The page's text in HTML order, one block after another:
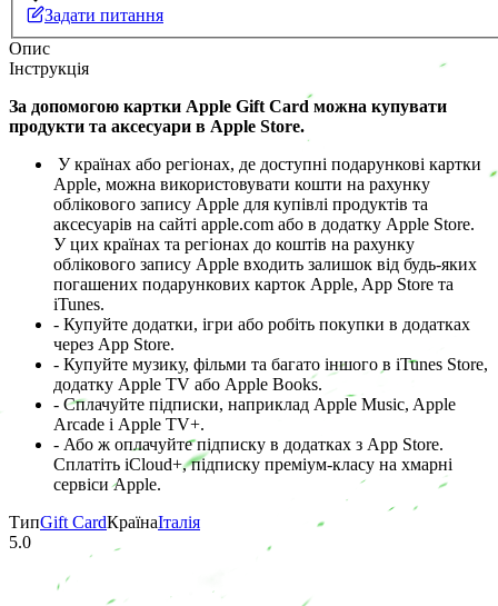
Задати питання
Опис
Інструкція
За допомогою картки Apple Gift Card можна купувати
продукти та аксесуари в Apple Store.
У країнах або регіонах, де доступні подарункові картки
Apple, можна використовувати кошти на рахунку
облікового запису Apple для купівлі продуктів та
аксесуарів на сайті apple.com або в додатку Apple Store.
У цих країнах та регіонах до коштів на рахунку
облікового запису Apple входить залишок від будь-яких
погашених подарункових карток Apple, App Store та
iTunes.
- Купуйте додатки, ігри або робіть покупки в додатках
через App Store.
- Купуйте музику, фільми та багато іншого в iTunes Store,
додатку Apple TV або Apple Books.
- Сплачуйте підписки, наприклад Apple Music, Apple
Arcade і Apple TV+.
- Або ж оплачуйте підписку в додатках з App Store.
Сплатіть iCloud+, підписку преміум-класу на хмарні
сервіси Apple.
ТипGift CardКраїнаІталія
5.0